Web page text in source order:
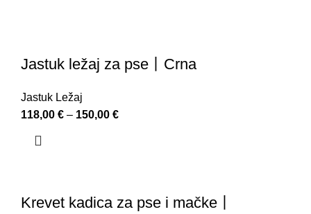
Jastuk ležaj za pse丨Crna
Jastuk Ležaj
118,00 € – 150,00 €
Krevet kadica za pse i mačke丨